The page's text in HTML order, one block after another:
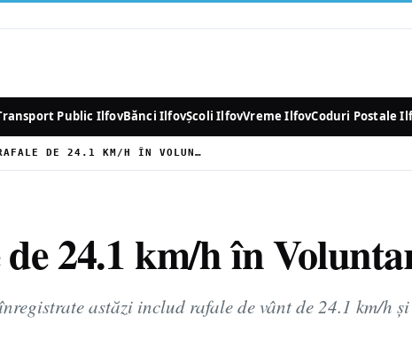
Public IlfovBănci IlfovȘcoli IlfovVreme IlfovCoduri Postale
FURTUNĂ CU RAFALE DE 24.1 KM/H ÎN VOLUNTARI, JUDEȚUL ILFOV
24.1 km/h în
astăzi includ rafale de vânt de 24.1 km/h